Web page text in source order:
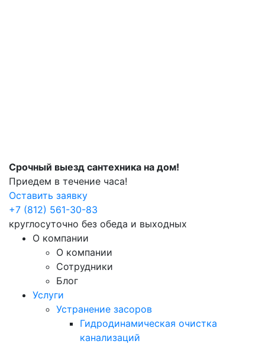
Срочный выезд сантехника на дом!
Приедем в течение часа!
Оставить заявку
+7 (812) 561-30-83
круглосуточно без обеда и выходных
О компании
О компании
Сотрудники
Блог
Услуги
Устранение засоров
Гидродинамическая очистка
канализаций